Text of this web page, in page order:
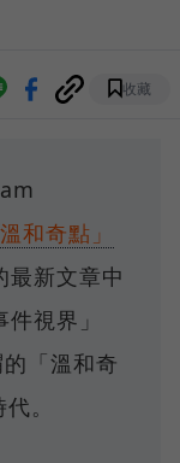
收藏
溫和奇點」
最新文章中
視界」
「溫和奇
。